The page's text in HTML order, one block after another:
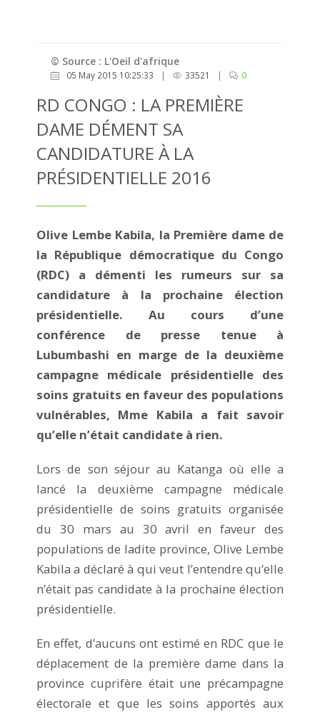
© Source : L'Oeil d'afrique
05 May 2015 10:25:33 | 33521 | 0
RD CONGO : LA PREMIÈRE
DAME DÉMENT SA
CANDIDATURE À LA
PRÉSIDENTIELLE 2016
Olive Lembe Kabila, la Première dame de
la République démocratique du Congo
(RDC) a démenti les rumeurs sur sa
candidature à la prochaine élection
présidentielle. Au cours d’une
conférence de presse tenue à
Lubumbashi en marge de la deuxième
campagne médicale présidentielle des
soins gratuits en faveur des populations
vulnérables, Mme Kabila a fait savoir
qu’elle n’était candidate à rien.
Lors de son séjour au Katanga où elle a
lancé la deuxième campagne médicale
présidentielle de soins gratuits organisée
du 30 mars au 30 avril en faveur des
populations de ladite province, Olive Lembe
Kabila a déclaré à qui veut l’entendre qu’elle
n’était pas candidate à la prochaine élection
présidentielle.
En effet, d’aucuns ont estimé en RDC que le
déplacement de la première dame dans la
province cuprifère était une précampagne
électorale et que les soins apportés aux